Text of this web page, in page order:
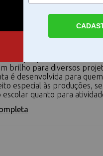
06 Cores Fantasia
brilho para diversos
é desenvolvida para
especial às produções,
quanto para